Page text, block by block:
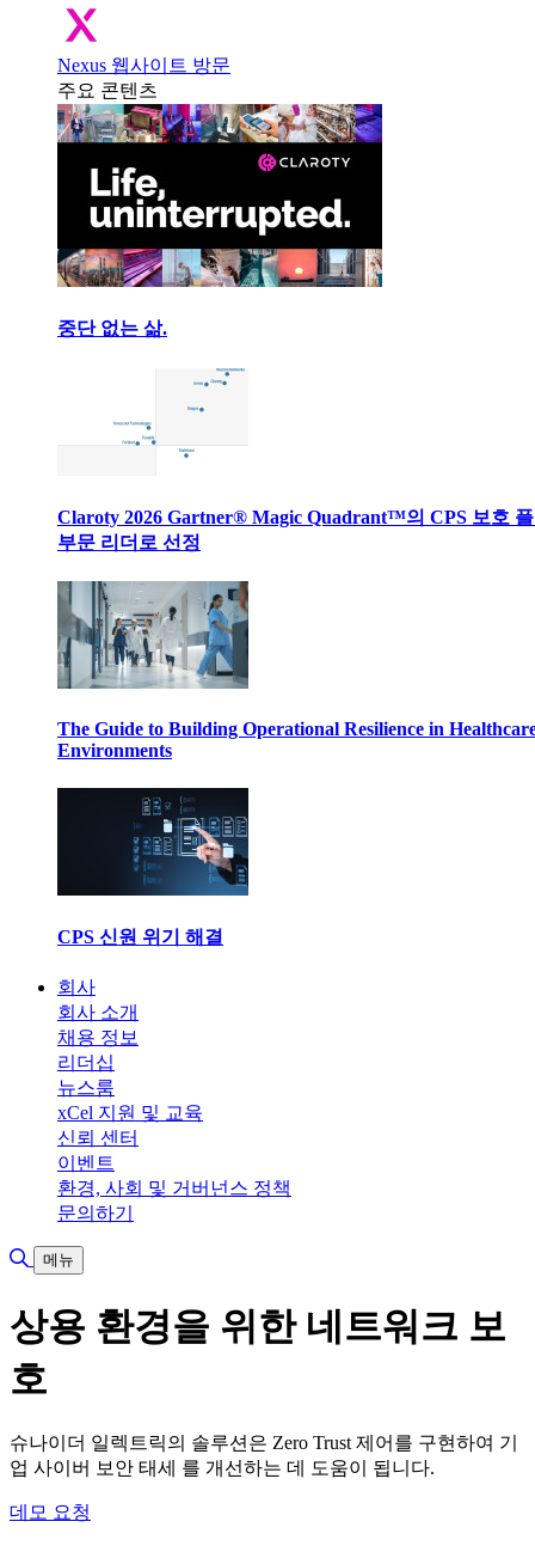
Nexus 웹사이트 방문
주요 콘텐츠
중단 없는 삶.
Claroty 2026 Gartner® Magic Quadrant™의 CPS 보호
부문 리더로 선정
The Guide to Building Operational Resilience in
Environments
CPS 신원 위기 해결
회사
회사 소개
채용 정보
리더십
뉴스룸
xCel 지원 및 교육
신뢰 센터
이벤트
환경, 사회 및 거버넌스 정책
문의하기
검색 토글
메뉴
상용 환경을 위한 네트워크 보
호
슈나이더 일렉트릭의 솔루션은 Zero Trust 제어를 구현하여 기
업 사이버 보안 태세 를 개선하는 데 도움이 됩니다.
데모 요청